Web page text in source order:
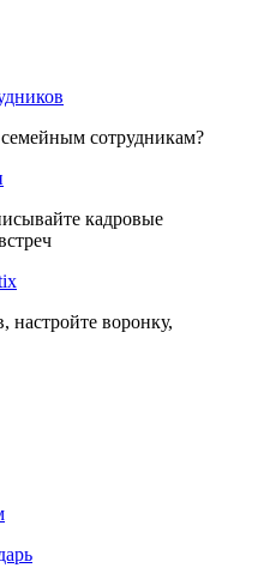
сотрудникам?
кадровые
настройте воронку,